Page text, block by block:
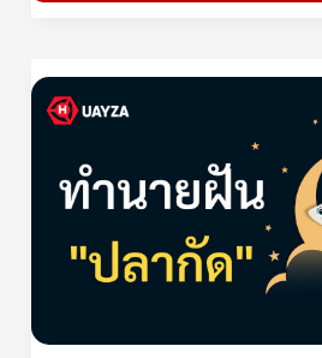
ปลา
กัด